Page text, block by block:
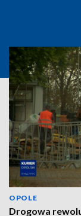
OPOLE
Drogowa